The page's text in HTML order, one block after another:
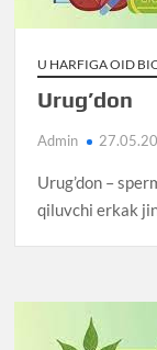
U HARFIGA OID
Urug’don
Admin
Urug’don –
qiluvchi erkak